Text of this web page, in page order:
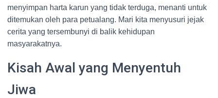
menyimpan harta karun yang tidak terduga, menanti untuk
ditemukan oleh para petualang. Mari kita menyusuri jejak
cerita yang tersembunyi di balik kehidupan
masyarakatnya.
Kisah Awal yang Menyentuh
Jiwa